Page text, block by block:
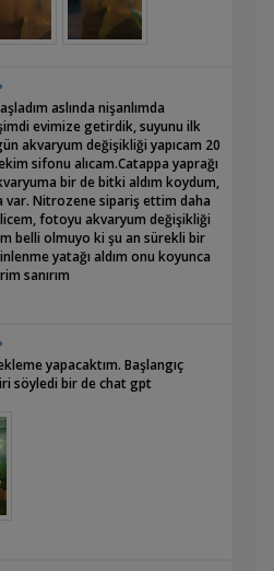
aslında nişanlımda
evimize getirdik, suyunu ilk
akvaryum değişikliği yapıcam 20
sifonu alıcam.Catappa yaprağı
bir de bitki aldım koydum,
var. Nitrozene sipariş ettim daha
fotoyu akvaryum değişikliği
belli olmuyo ki şu an sürekli bir
yatağı aldım onu koyunca
sanırım
yapacaktım. Başlangıç
söyledi bir de chat gpt